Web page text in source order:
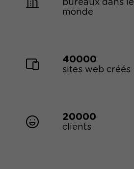
bureaux dans le
monde
40000
sites web créés
20000
clients